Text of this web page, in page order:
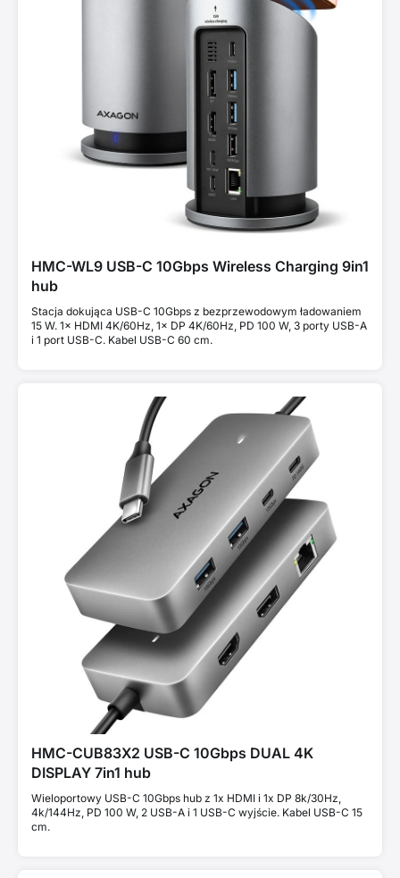
HMC-WL9 USB-C 10Gbps Wireless Charging 9in1
hub
Stacja dokująca USB-C 10Gbps z bezprzewodowym ładowaniem
15 W. 1× HDMI 4K/60Hz, 1× DP 4K/60Hz, PD 100 W, 3 porty USB-A
i 1 port USB-C. Kabel USB-C 60 cm.
HMC-CUB83X2 USB-C 10Gbps DUAL 4K
DISPLAY 7in1 hub
Wieloportowy USB-C 10Gbps hub z 1x HDMI i 1x DP 8k/30Hz,
4k/144Hz, PD 100 W, 2 USB-A i 1 USB-C wyjście. Kabel USB-C 15
cm.